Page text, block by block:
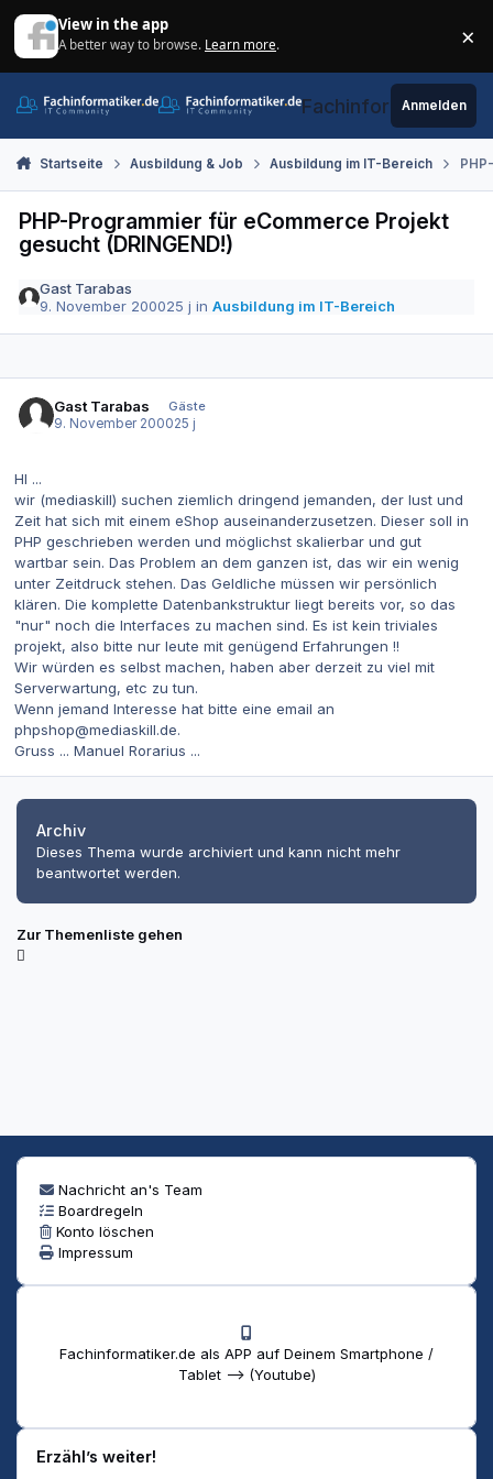
View in the app
A better way to browse. Learn more. ×
Fachinformatiker.de
Anmelden
Startseite Ausbildung & Job Ausbildung im IT-Bereich
PHP-Programmier für eCommerce Projekt
gesucht (DRINGEND!)
Gast Tarabas
9. November 200025 j inAusbildung im IT-Bereich
Gast Tarabas
Gäste
9. November 200025 j
HI ...
wir (mediaskill) suchen ziemlich dringend jemanden, der lust und
Zeit hat sich mit einem eShop auseinanderzusetzen. Dieser soll in
PHP geschrieben werden und möglichst skalierbar und gut
wartbar sein. Das Problem an dem ganzen ist, das wir ein wenig
unter Zeitdruck stehen. Das Geldliche müssen wir persönlich
klären. Die komplette Datenbankstruktur liegt bereits vor, so das
"nur" noch die Interfaces zu machen sind. Es ist kein triviales
projekt, also bitte nur leute mit genügend Erfahrungen !!
Wir würden es selbst machen, haben aber derzeit zu viel mit
Serverwartung, etc zu tun.
Wenn jemand Interesse hat bitte eine email an
phpshop@mediaskill.de.
Gruss ... Manuel Rorarius ...
Archiv
Dieses Thema wurde archiviert und kann nicht mehr
beantwortet werden.
Zur Themenliste gehen
Nachricht an's Team
Boardregeln
Konto löschen
Impressum
Fachinformatiker.de als APP auf Deinem Smartphone /
Tablet --> (Youtube)
Erzähl’s weiter!